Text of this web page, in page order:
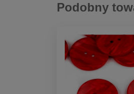
Podobny